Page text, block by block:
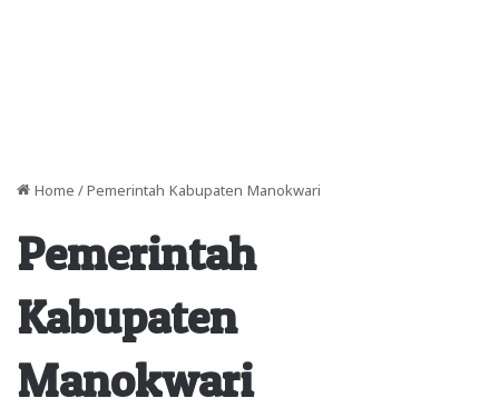
Home / Pemerintah Kabupaten Manokwari
Pemerintah
Kabupaten
Manokwari